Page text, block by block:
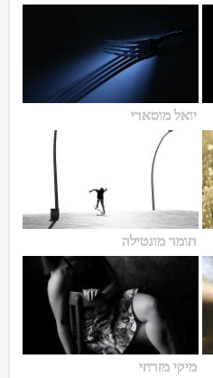
יואל מוסארי
תומר מונטילה
מיקי מזרחי